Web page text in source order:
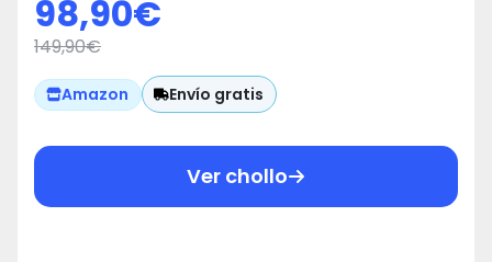
500W, 30 kPa y 150aW, 70 mins
de Autonomía Máxima, Tubo
Rígido, Cepillo Jalisco y
Accesorio Muebles y Esquinas
98,90€
149,90€
Amazon Envío gratis
Ver chollo